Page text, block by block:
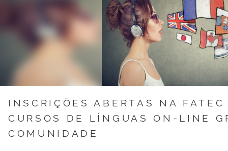
INSCRIÇÕES ABERTAS NA
CURSOS DE LÍNGUAS ON-LINE
COMUNIDADE